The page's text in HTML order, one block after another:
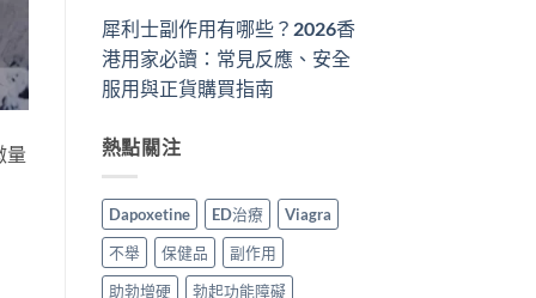
量
犀利士副作用有哪些？2026香
港用家必讀：常見反應、安全
服用與正貨購買指南
熱點關注
Dapoxetine ED治療
Viagra
不舉
保健品
副作用
助勃增硬
勃起功能障礙